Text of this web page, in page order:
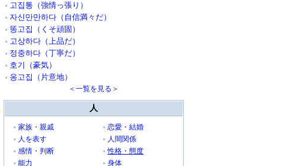
고집통（強情っ張り）
자신만만하다（自信満々だ）
똥고집（くそ頑固）
고상하다（上品だ）
정중하다（丁寧だ）
호기（豪気）
옹고집（片意地）
＜一覧を見る＞
人
家族・親戚
恋愛・結婚
人を表す
人間関係
感情・判断
性格・態度
能力
身体